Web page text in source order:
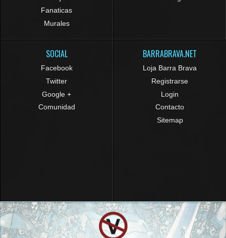
Fanaticas
Murales
SOCIAL
Facebook
Twitter
Google +
Comunidad
BARRABRAVA.NET
Loja Barra Brava
Registrarse
Login
Contacto
Sitemap